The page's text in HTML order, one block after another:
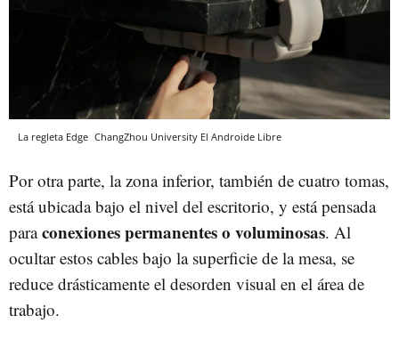
La regleta Edge ChangZhou University El Androide Libre
Por otra parte, la zona inferior, también de cuatro tomas,
está ubicada bajo el nivel del escritorio, y está pensada
paraconexiones permanentes o voluminosas. Al
ocultar estos cables bajo la superficie de la mesa, se
reduce drásticamente el desorden visual en el área de
trabajo.